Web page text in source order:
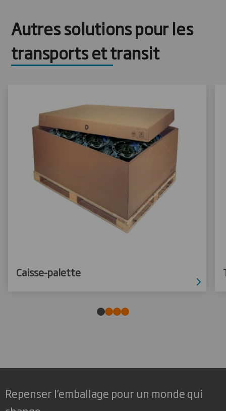
Autres solutions pour les
transports et transit
Caisse-palette
Repenser l’emballage pour un monde qui